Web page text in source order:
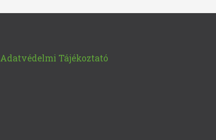
Adatvédelmi Tájékoztató